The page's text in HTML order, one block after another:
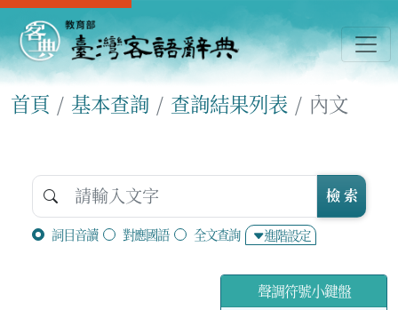
首頁 基本查詢 查詢結果列表 內文
詞目音讀 對應國語 全文查詢 進階設定
檢 索
聲調符號小鍵盤